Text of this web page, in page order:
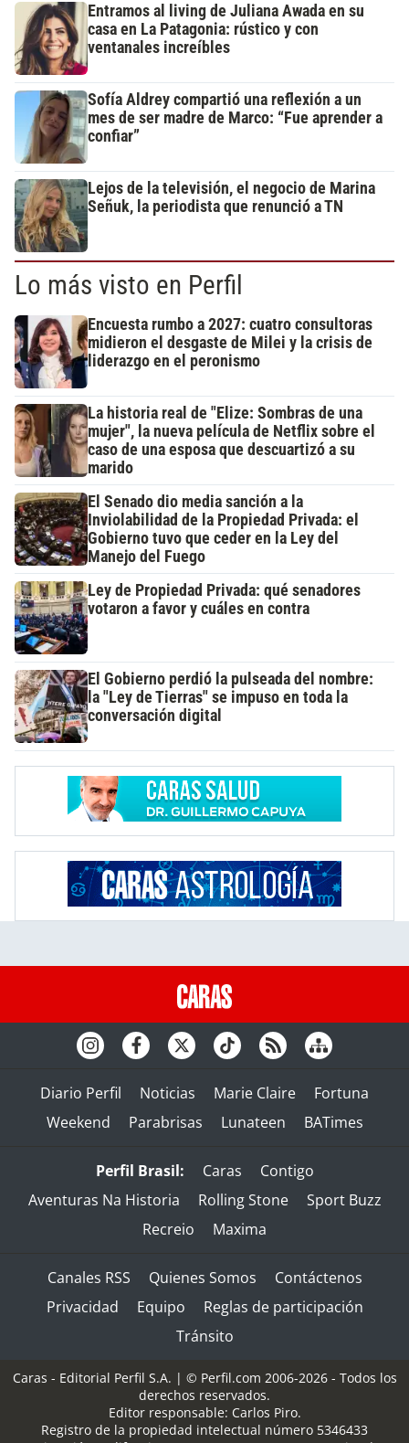
Entramos al living de Juliana Awada en su
casa en La Patagonia: rústico y con
ventanales increíbles
Sofía Aldrey compartió una reflexión a un
mes de ser madre de Marco: “Fue aprender a
confiar”
Lejos de la televisión, el negocio de Marina
Señuk, la periodista que renunció a TN
Lo más visto en Perfil
Encuesta rumbo a 2027: cuatro consultoras
midieron el desgaste de Milei y la crisis de
liderazgo en el peronismo
La historia real de "Elize: Sombras de una
mujer", la nueva película de Netflix sobre el
caso de una esposa que descuartizó a su
marido
El Senado dio media sanción a la
Inviolabilidad de la Propiedad Privada: el
Gobierno tuvo que ceder en la Ley del
Manejo del Fuego
Ley de Propiedad Privada: qué senadores
votaron a favor y cuáles en contra
El Gobierno perdió la pulseada del nombre:
la "Ley de Tierras" se impuso en toda la
conversación digital
Diario Perfil Noticias Marie Claire
Fortuna
Weekend
Parabrisas Lunateen BATimes
Perfil Brasil: Caras
Contigo
Aventuras Na Historia
Rolling Stone
Sport Buzz
Recreio
Maxima
Canales RSS Quienes Somos
Contáctenos
Privacidad
Equipo
Reglas de participación
Tránsito
Caras - Editorial Perfil S.A. | © Perfil.com 2006-2026 - Todos los
derechos reservados.
Editor responsable: Carlos Piro.
Registro de la propiedad intelectual número 5346433